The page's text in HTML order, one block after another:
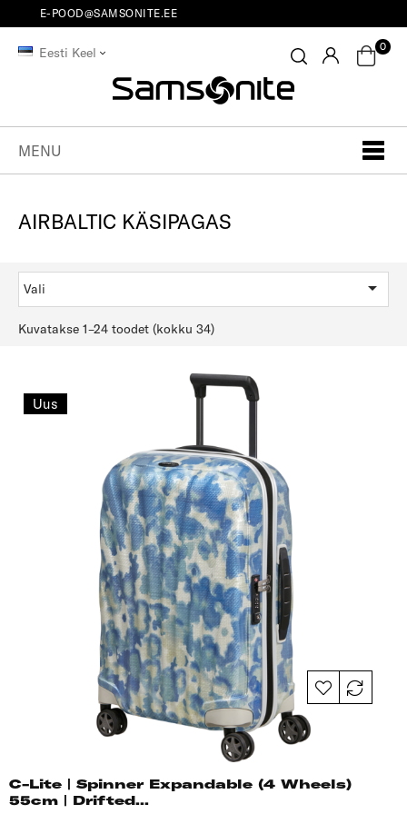
E-POOD@SAMSONITE.EE
Eesti Keel 0
MENU
AIRBALTIC KÄSIPAGAS
Vali 
Kuvatakse 1–24 toodet (kokku 34)
Uus
C-Lite | Spinner Expandable (4 Wheels)
55cm | Drifted...